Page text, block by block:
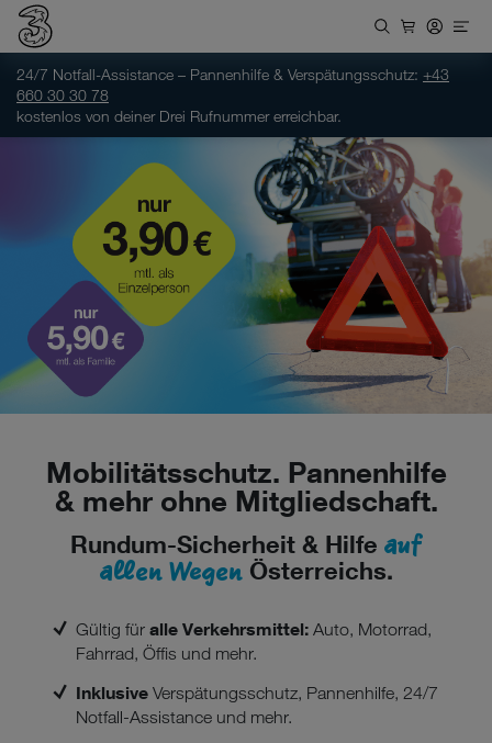
24/7 Notfall-Assistance – Pannenhilfe & Verspätungsschutz: +43
660 30 30 78
kostenlos von deiner Drei Rufnummer erreichbar.
Mobilitätsschutz. Pannenhilfe
& mehr ohne Mitgliedschaft.
Rundum-Sicherheit & Hilfe auf
allen WegenÖsterreichs.
Gültig für alle Verkehrsmittel: Auto, Motorrad,
Fahrrad, Öffis und mehr.
Inklusive Verspätungsschutz, Pannenhilfe, 24/7
Notfall-Assistance und mehr.